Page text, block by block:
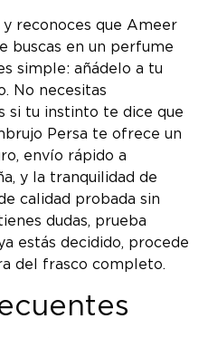
y reconoces que Ameer
buscas en un perfume
simple: añádelo a tu
No necesitas
si tu instinto te dice que
Persa te ofrece un
envío rápido a
y la tranquilidad de
calidad probada sin
dudas, prueba
estás decidido, procede
del frasco completo.